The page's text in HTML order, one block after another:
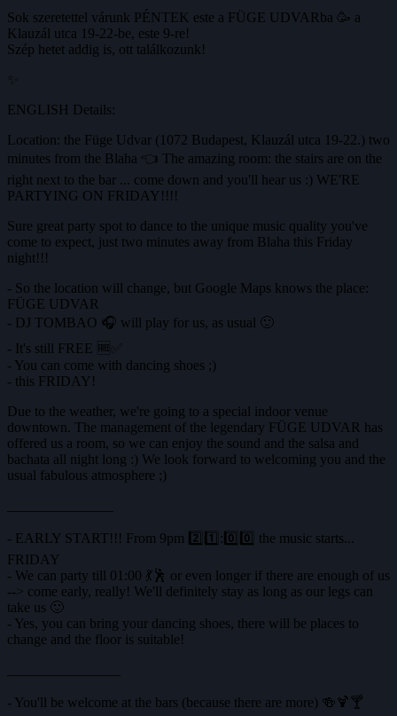
Sok szeretettel várunk PÉNTEK este a FÜGE UDVARba 🥳 a
Klauzál utca 19-22-be, este 9-re!
Szép hetet addig is, ott találkozunk!
ENGLISH Details:
Location: the Füge Udvar (1072 Budapest, Klauzál utca 19-22.) two
minutes from the Blaha 👈 The amazing room: the stairs are on the
right next to the bar ... come down and you'll hear us :) WE'RE
PARTYING ON FRIDAY!!!!
Sure great party spot to dance to the unique music quality you've
come to expect, just two minutes away from Blaha this Friday
night!!!
- So the location will change, but Google Maps knows the place:
FÜGE UDVAR
- DJ TOMBAO 🎧 will play for us, as usual 🙂
- It's still FREE 🆓✅
- You can come with dancing shoes ;)
- this FRIDAY!
Due to the weather, we're going to a special indoor venue
downtown. The management of the legendary FÜGE UDVAR has
offered us a room, so we can enjoy the sound and the salsa and
bachata all night long :) We look forward to welcoming you and the
usual fabulous atmosphere ;)
- EARLY START!!! From 9pm 2️⃣1️⃣:0️⃣0️⃣ the music starts...
FRIDAY
- We can party till 01:00 💃🕺 or even longer if there are enough of us
--> come early, really! We'll definitely stay as long as our legs can
take us 🙂
- Yes, you can bring your dancing shoes, there will be places to
change and the floor is suitable!
- You'll be welcome at the bars (because there are more) 🍻🍹🍸